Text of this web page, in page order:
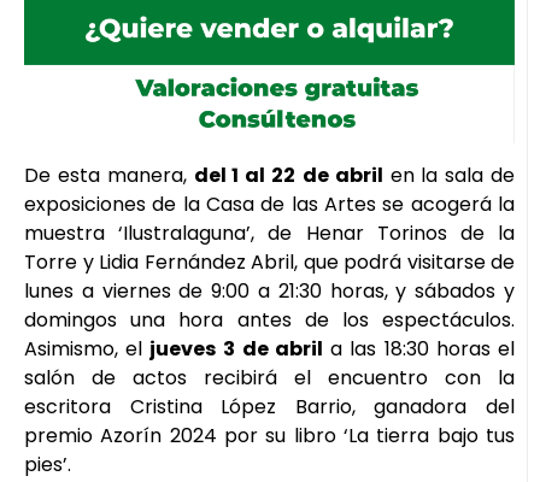
De esta manera, del 1 al 22 de abril en la sala de
exposiciones de la Casa de las Artes se acogerá la
muestra ‘Ilustralaguna’, de Henar Torinos de la
Torre y Lidia Fernández Abril, que podrá visitarse de
lunes a viernes de 9:00 a 21:30 horas, y sábados y
domingos una hora antes de los espectáculos.
Asimismo, el jueves 3 de abril a las 18:30 horas el
salón de actos recibirá el encuentro con la
escritora Cristina López Barrio, ganadora del
premio Azorín 2024 por su libro ‘La tierra bajo tus
pies’.